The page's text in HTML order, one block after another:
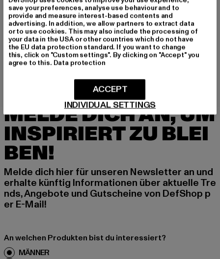
REDEFINED REBEL
Rebel RRClay
25,85 EUR
Derzeitiger Preis: 25,85 EUR
54,99 EURAktionspreis: 54,99 EUR
REDEFINED REBEL
RRMarcel
25,99 EUR
Derzeitiger Preis: 25,99 EUR
49,99 EURAktionspreis:
MELDE DICH AN, UM
INSPIRIERT ZU BLEI
BEN!
Melde dich hier für unseren Newsletter an und
erhalte künftig Informationen über aktuelle Tre
nds, Angebote und Gutscheine von DefShop p
er E-Mail!
An welchen Produkten bist du interessiert?
MÄNNER
save your preferences, analyse use behaviour and to
provide and measure interest-based contents and
advertising. In addition, we allow partners to extract data
or to use cookies. This may also include the processing of
your data in the USA or other countries which do not have
the EU data protection standard. If you want to change
this, click on "Custom settings". By clicking on "Accept" you
agree to this. Data protection
INDIVIDUAL SETTINGS
ACCEPT